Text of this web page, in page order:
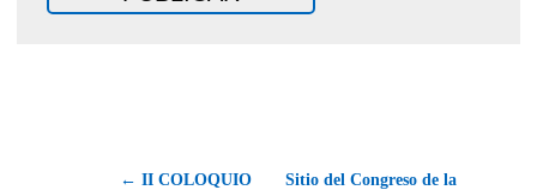
← II COLOQUIO
Sitio del Congreso de la